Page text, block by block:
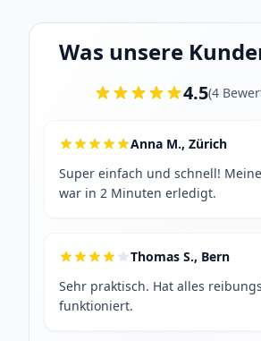
Was unsere
4.5(4
Anna M., Zürich
Super einfach und schnell!
war in 2 Minuten erledigt.
Thomas S., Bern
Sehr praktisch. Hat alles
funktioniert.